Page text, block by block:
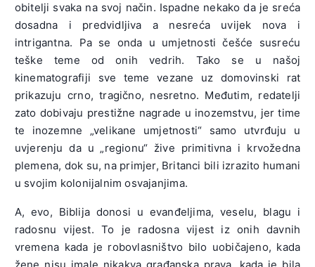
obitelji svaka na svoj način. Ispadne nekako da je sreća
dosadna i predvidljiva a nesreća uvijek nova i
intrigantna. Pa se onda u umjetnosti češće susreću
teške teme od onih vedrih. Tako se u našoj
kinematografiji sve teme vezane uz domovinski rat
prikazuju crno, tragično, nesretno. Međutim, redatelji
zato dobivaju prestižne nagrade u inozemstvu, jer time
te inozemne „velikane umjetnosti“ samo utvrđuju u
uvjerenju da u „regionu“ žive primitivna i krvožedna
plemena, dok su, na primjer, Britanci bili izrazito humani
u svojim kolonijalnim osvajanjima.
A, evo, Biblija donosi u evanđeljima, veselu, blagu i
radosnu vijest. To je radosna vijest iz onih davnih
vremena kada je robovlasništvo bilo uobičajeno, kada